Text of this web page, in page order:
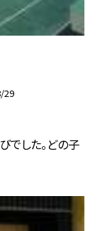
29
でした。どの子